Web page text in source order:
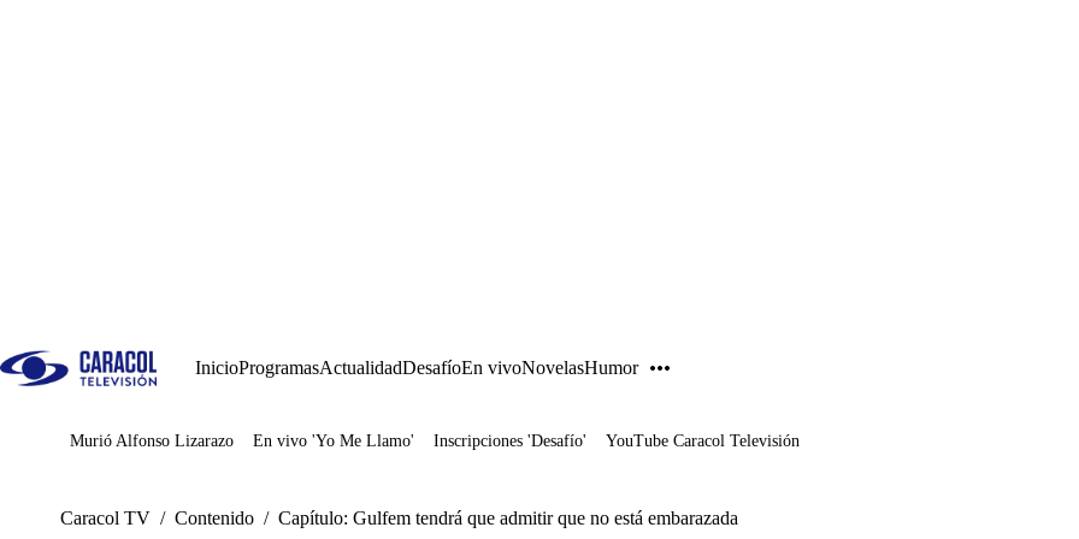
InicioProgramasActualidadDesafíoEn vivoNovelasHumor
Juegos
Murió Alfonso Lizarazo En vivo 'Yo Me Llamo' Inscripciones 'Desafío' YouTube Caracol Televisión
Caracol TV / Contenido / Capítulo: Gulfem tendrá que admitir que no está embarazada